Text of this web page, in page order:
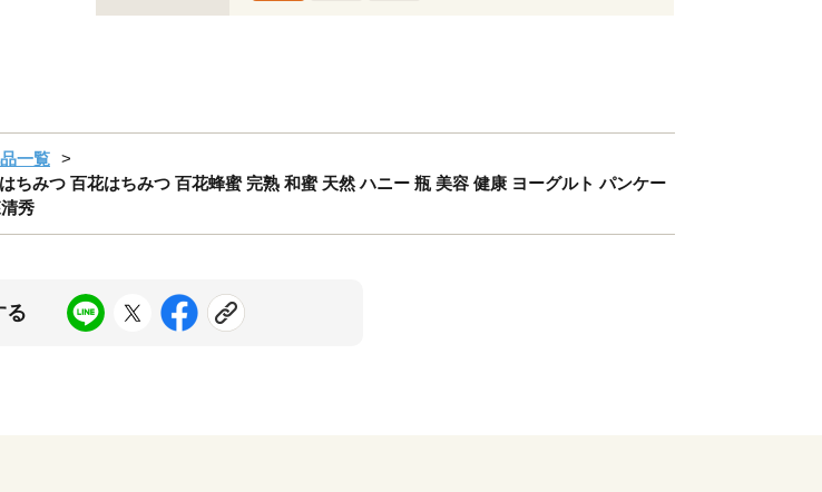
一覧
みつ 百花はちみつ 百花蜂蜜 完熟 和蜜 天然 ハニー 瓶 美容 健康 ヨーグルト パンケー
秀
る